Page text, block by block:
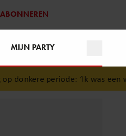
ABONNEREN
MIJN PARTY
periode: ‘Ik was een